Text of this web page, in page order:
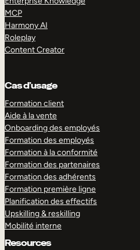
MCP
Harmony AI
Roleplay
Content Creator
Cas d’usage
Formation client
Aide à la vente
Onboarding des employés
Formation des employés
Formation à la conformité
Formation des partenaires
Formation des adhérents
Formation première ligne
Planification des effectifs
Upskilling & reskilling
Mobilité interne
Resources